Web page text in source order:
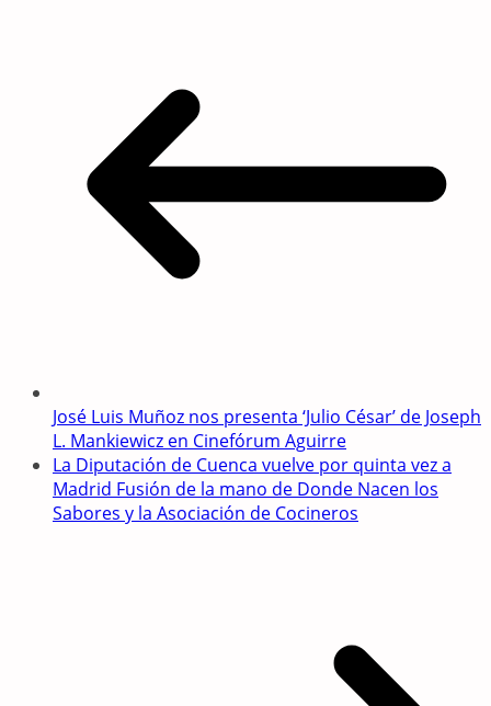
José Luis Muñoz nos presenta ‘Julio César’ de Joseph
L. Mankiewicz en Cinefórum Aguirre
La Diputación de Cuenca vuelve por quinta vez a
Madrid Fusión de la mano de Donde Nacen los
Sabores y la Asociación de Cocineros